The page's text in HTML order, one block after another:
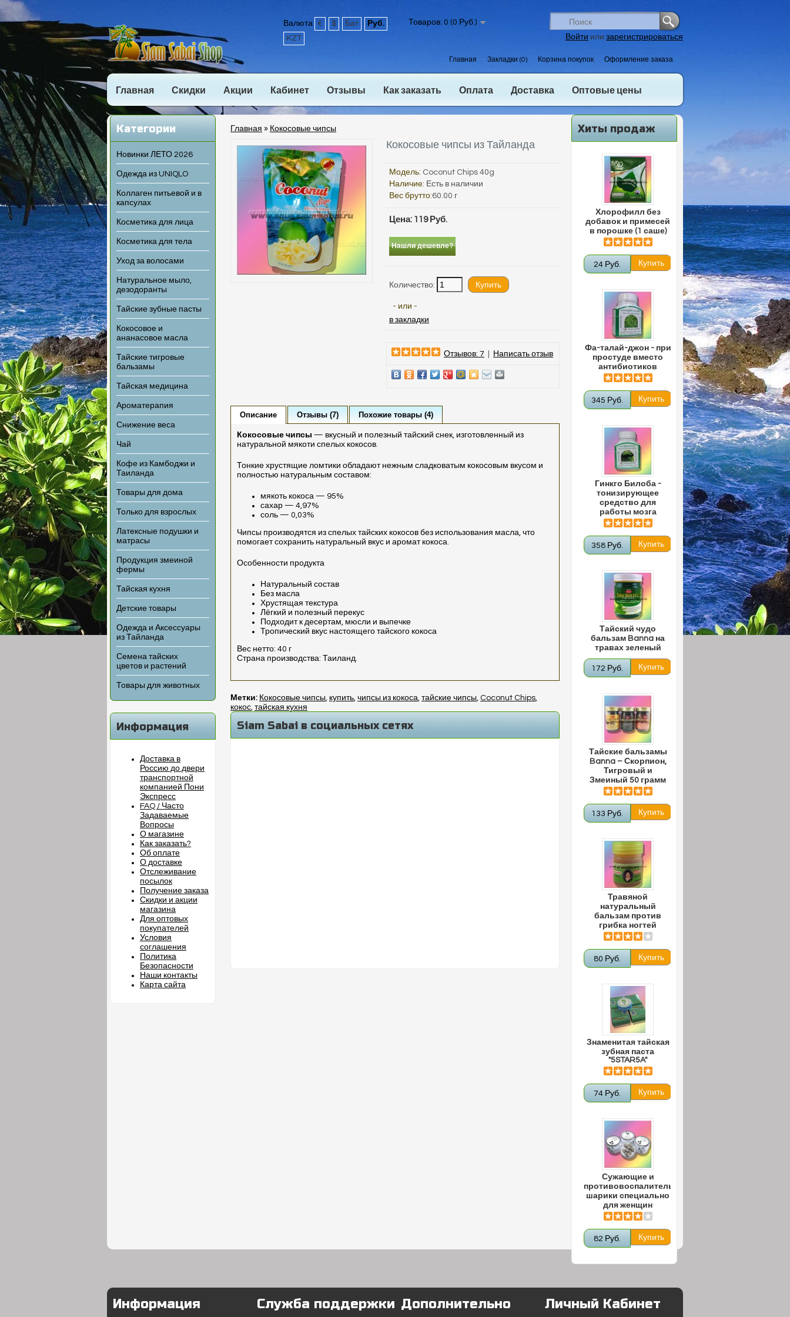
Валюта € $ Бат
Руб.
KZT
Товаров: 0 (0 Руб.)
Войти или зарегистрироваться
Главная Закладки (0) Корзина покупок Оформление заказа
Главная Скидки Акции Кабинет Отзывы Как заказать Оплата Доставка Оптовые цены
Категории
Новинки ЛЕТО 2026
Одежда из UNIQLO
Коллаген питьевой и в
капсулах
Косметика для лица
Косметика для тела
Уход за волосами
Натуральное мыло,
дезодоранты
Тайские зубные пасты
Кокосовое и
ананасовое масла
Тайские тигровые
бальзамы
Тайская медицина
Ароматерапия
Снижение веса
Чай
Кофе из Камбоджи и
Таиланда
Товары для дома
Только для взрослых
Латексные подушки и
матрасы
Продукция змеиной
фермы
Тайская кухня
Детские товары
Одежда и Аксессуары
из Тайланда
Семена тайских
цветов и растений
Товары для животных
Информация
Доставка в
Россию до двери
транспортной
компанией Пони
Экспресс
FAQ / Часто
Задаваемые
Вопросы
О магазине
Как заказать?
Об оплате
О доставке
Отслеживание
посылок
Получение заказа
Скидки и акции
магазина
Для оптовых
покупателей
Условия
соглашения
Политика
Безопасности
Наши контакты
Карта сайта
Хиты продаж
Хлорофилл без
добавок и примесей
в порошке (1 саше)
24 Руб.
Фа-талай-джон - при
простуде вместо
антибиотиков
345 Руб.
Гинкго Билоба -
тонизирующее
средство для
работы мозга
358 Руб.
Тайский чудо
бальзам Banna на
травах зеленый
172 Руб.
Тайские бальзамы
Banna – Скорпион,
Тигровый и
Змеиный 50 грамм
133 Руб.
Травяной
натуральный
бальзам против
грибка ногтей
80 Руб.
Знаменитая тайская
зубная паста
"5STAR5A"
74 Руб.
Сужающие и
противовоспалительные
шарики специально
для женщин
82 Руб.
Главная » Кокосовые чипсы
Кокосовые чипсы из Тайланда
Модель: Coconut Chips 40g
Наличие: Есть в наличии
Вес брутто:60.00 г
Цена: 119 Руб.
Нашли дешевле?
Количество:
- или -
в закладки
Отзывов: 7 Написать отзыв
Описание Отзывы (7) Похожие товары (4)
Кокосовые чипсы — вкусный и полезный тайский снек, изготовленный из
натуральной мякоти спелых кокосов.
Тонкие хрустящие ломтики обладают нежным сладковатым кокосовым вкусом и
полностью натуральным составом:
мякоть кокоса — 95%
сахар — 4,97%
соль — 0,03%
Чипсы производятся из спелых тайских кокосов без использования масла, что
помогает сохранить натуральный вкус и аромат кокоса.
Особенности продукта
Натуральный состав
Без масла
Хрустящая текстура
Лёгкий и полезный перекус
Подходит к десертам, мюсли и выпечке
Тропический вкус настоящего тайского кокоса
Вес нетто: 40 г
Страна производства: Таиланд.
Метки: Кокосовые чипсы, купить, чипсы из кокоса, тайские чипсы, Coconut Chips,
кокос, тайская кухня
Siam Sabai в социальных сетях
Информация Служба поддержки Дополнительно Личный Кабинет